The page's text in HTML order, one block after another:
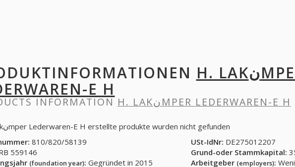
H. LAKنMPER
E H
INFORMATION H. LAKنMPER LEDERWAREN-E H
In H. Lakنmper Lederwaren-E H erstellte produkte wurden nicht gefunden
810/820/58139 USt-IdNr: DE275012207
559146 Grund-oder Stammkapital:
(foundation year): Gegründet in 2015 Arbeitgeber (employers):